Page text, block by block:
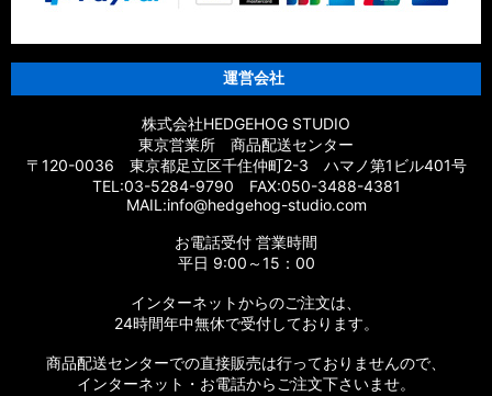
【シマノ】17スコーピオン DC［Scorpion］純正パーツリスト
【シマノ】17スコーピオン BFS/BFS XG［Scorpion］純正パー
【シマノ】14スコーピオン［Scorpion］純正パーツリスト
【シマノ】16スコーピオン 70［Scorpion］純正パーツリスト
【シマノ】11スコーピオン DC［Scorpion］純正パーツリスト
【シマノ】10スコーピオン XT 1000［Scorpion］純正パーツ
リスト
運営会社
株式会社HEDGEHOG STUDIO
東京営業所 商品配送センター
〒120-0036 東京都足立区千住仲町2-3 ハマノ第1ビル401号
TEL:03-5284-9790 FAX:050-3488-4381
MAIL:info@hedgehog-studio.com
お電話受付 営業時間
平日 9:00～15：00
インターネットからのご注文は、
24時間年中無休で受付しております。
商品配送センターでの直接販売は行っておりませんので、
インターネット・お電話からご注文下さいませ。